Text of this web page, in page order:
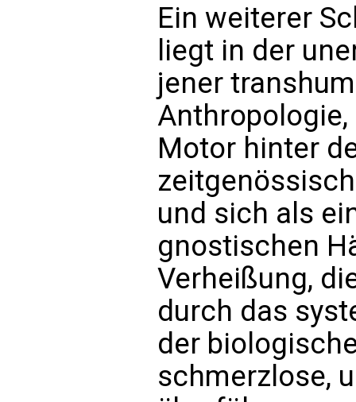
Ein weiterer
liegt in der
jener
Motor hinter
und sich als
gnostischen
Verheißung,
durch das
der
schmerzlose,